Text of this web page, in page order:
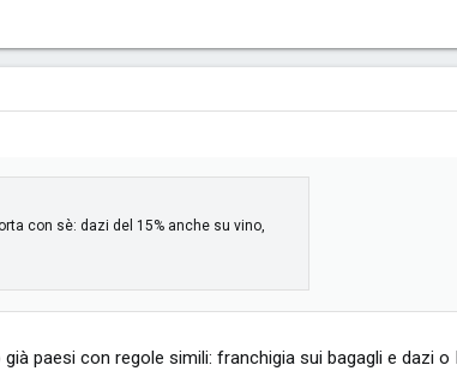
con sè: dazi del 15% anche su vino,
paesi con regole simili: franchigia sui bagagli e dazi o